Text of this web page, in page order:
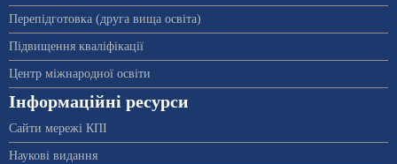
Перепідготовка (друга вища освіта)
Підвищення кваліфікації
Центр міжнародної освіти
Інформаційні ресурси
Сайти мережі КПІ
Наукові видання